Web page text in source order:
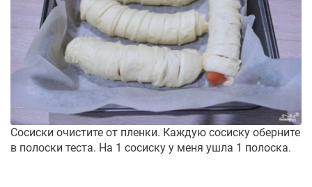
Сосиски очистите от пленки. Каждую сосиску оберните
в полоски теста. На 1 сосиску у меня ушла 1 полоска.